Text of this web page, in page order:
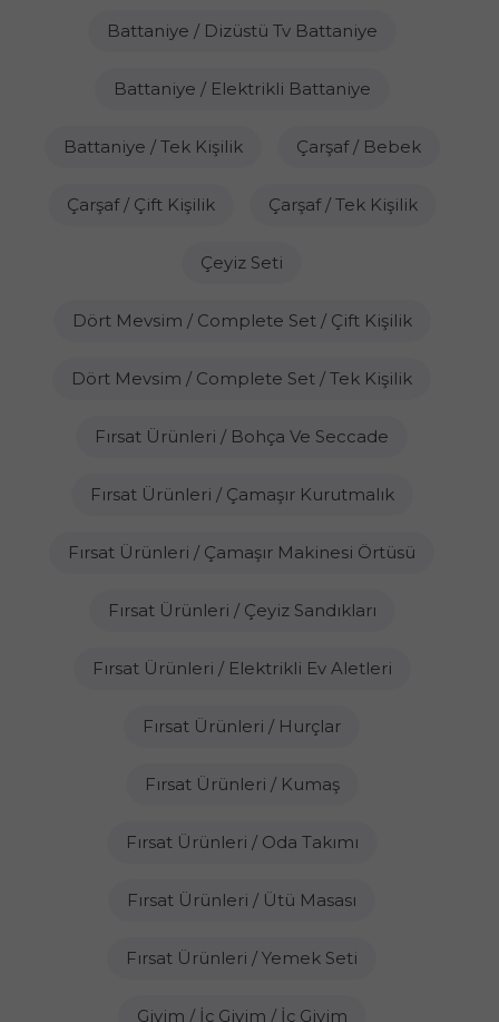
Battaniye / Dizüstü Tv Battaniye
Battaniye / Elektrikli Battaniye
Battaniye / Tek Kişilik Çarşaf / Bebek
Çarşaf / Çift Kişilik Çarşaf / Tek Kişilik
Çeyiz Seti
Dört Mevsim / Complete Set / Çift Kişilik
Dört Mevsim / Complete Set / Tek Kişilik
Fırsat Ürünleri / Bohça Ve Seccade
Fırsat Ürünleri / Çamaşır Kurutmalık
Fırsat Ürünleri / Çamaşır Makinesi Örtüsü
Fırsat Ürünleri / Çeyiz Sandıkları
Fırsat Ürünleri / Elektrikli Ev Aletleri
Fırsat Ürünleri / Hurçlar
Fırsat Ürünleri / Kumaş
Fırsat Ürünleri / Oda Takımı
Fırsat Ürünleri / Ütü Masası
Fırsat Ürünleri / Yemek Seti
Giyim / İç Giyim / İç Giyim